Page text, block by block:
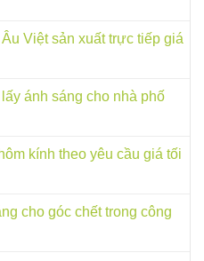
Việt sản xuất trực tiếp giá
ánh sáng cho nhà phố
kính theo yêu cầu giá tối
cho góc chết trong công